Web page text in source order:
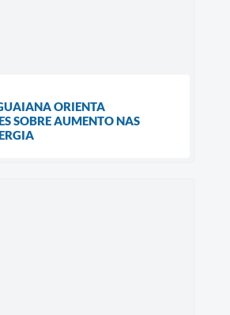
ORIENTA
SOBRE AUMENTO NAS